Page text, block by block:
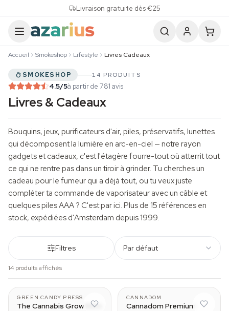
Livraison gratuite dès €25
Accueil Smokeshop Lifestyle Livres Cadeaux
SMOKESHOP 14 PRODUITS
4.5/5à partir de 781 avis
Livres & Cadeaux
Bouquins, jeux, purificateurs d'air, piles, préservatifs, lunettes
qui décomposent la lumière en arc-en-ciel — notre rayon
gadgets et cadeaux, c'est l'étagère fourre-tout où atterrit tout
ce qui ne rentre pas dans un tiroir à grinder. Tu cherches un
cadeau pour le fumeur qui a déjà tout, ou tu veux juste
compléter ta commande de vaporisateur avec un câble et
quelques piles AAA ? C'est par ici. Plus de 15 références en
stock, expédiées d'Amsterdam depuis 1999.
Filtres Par défaut
14 produits affichés
GREEN CANDY PRESS
The Cannabis Grow Bible
CANNADOM
Cannadom Premium